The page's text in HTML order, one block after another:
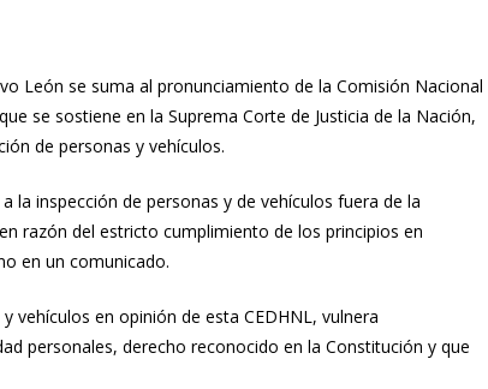
León se suma al pronunciamiento de la Comisión Nacional
se sostiene en la Suprema Corte de Justicia de la Nación,
de personas y vehículos.
la inspección de personas y de vehículos fuera de la
razón del estricto cumplimiento de los principios en
en un comunicado.
vehículos en opinión de esta CEDHNL, vulnera
personales, derecho reconocido en la Constitución y que